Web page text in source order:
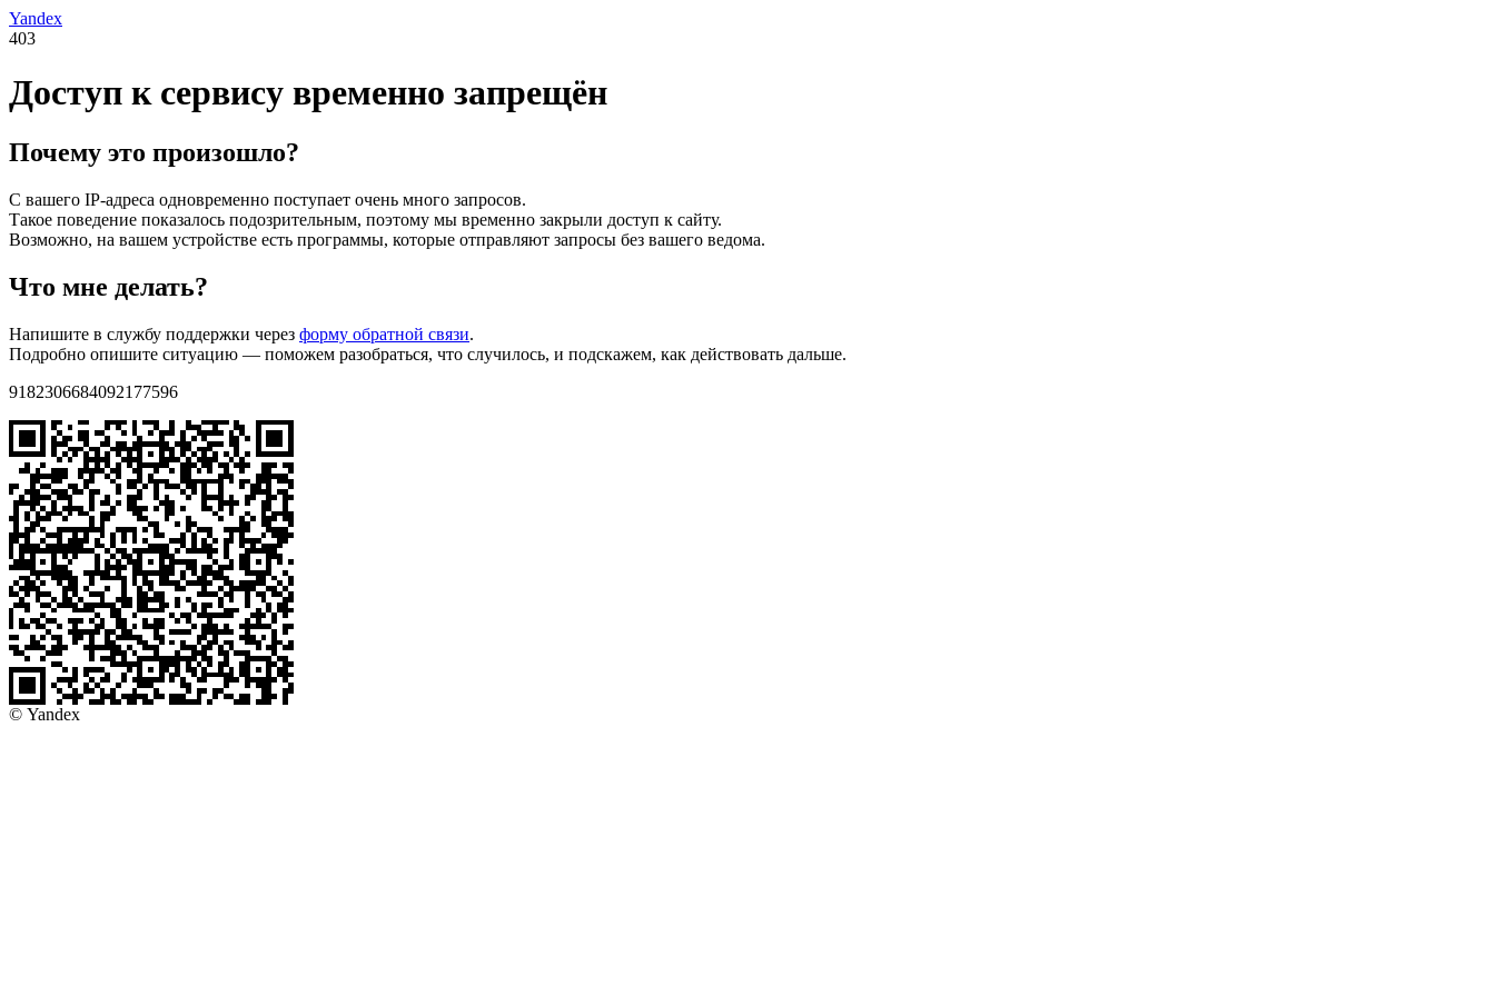
Yandex
403
Доступ к сервису временно запрещён
Почему это произошло?
С вашего IP-адреса одновременно поступает очень много запросов.
Такое поведение показалось подозрительным, поэтому мы временно закрыли доступ к сайту.
Возможно, на вашем устройстве есть программы, которые отправляют запросы без вашего ведома.
Что мне делать?
Напишите в службу поддержки через форму обратной связи.
Подробно опишите ситуацию — поможем разобраться, что случилось, и подскажем, как действовать дальше.
9182306684092177596
© Yandex